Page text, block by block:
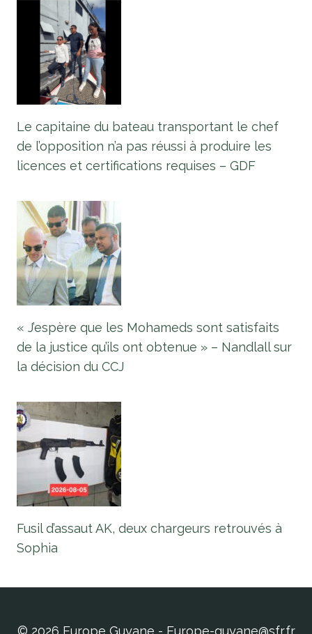
Le capitaine du bateau transportant le chef
de l’opposition n’a pas réussi à produire les
licences et certifications requises – GDF
« J’espère que les Mohameds sont satisfaits
de la justice qu’ils ont obtenue » – Nandlall sur
la décision du CCJ
Fusil d’assaut AK, deux chargeurs retrouvés à
Sophia
© 2026 Europe Guyane - Europe-guyane@sfr.fr